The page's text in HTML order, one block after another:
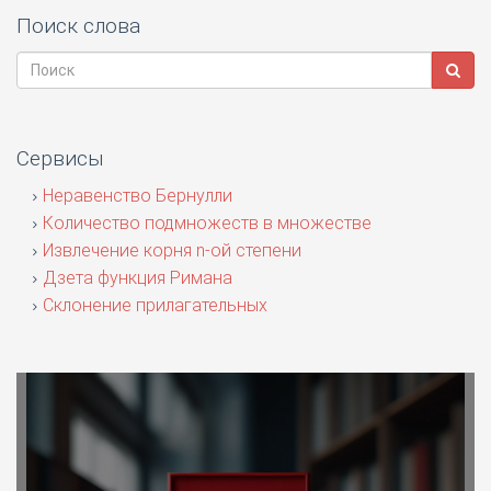
Поиск слова
Сервисы
Неравенство Бернулли
Количество подмножеств в множестве
Извлечение корня n-ой степени
Дзета функция Римана
Склонение прилагательных